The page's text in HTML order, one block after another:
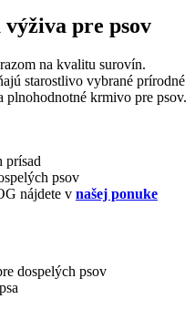
pre psov
na kvalitu surovín.
starostlivo vybrané prírodné
plnohodnotné krmivo pre psov.
prísad
psov
nájdete v našej ponuke
dospelých psov